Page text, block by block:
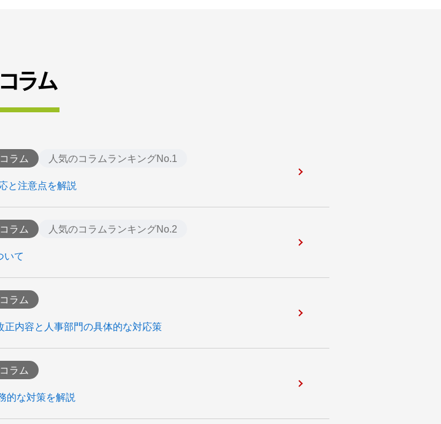
コラム
ラム 人気のコラムランキングNo.1
と注意点を解説
ラム 人気のコラムランキングNo.2
いて
ラム
正内容と人事部門の具体的な対応策
ラム
的な対策を解説